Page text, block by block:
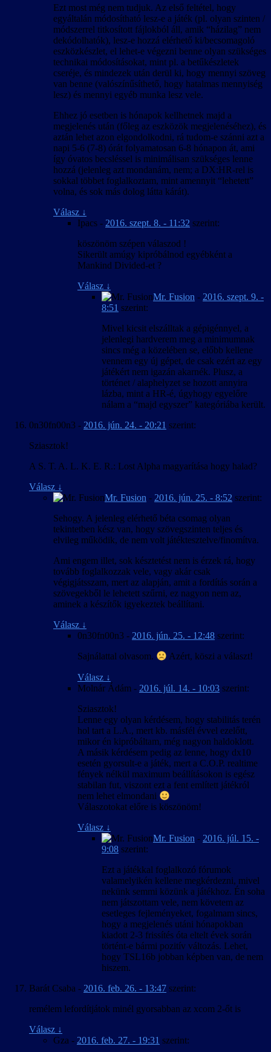
Ezt most még nem tudjuk. Az első feltétel, hogy
egyáltalán módosítható lesz-e a játék (pl. olyan szinten /
módszerrel titkosított fájlokból áll, amik “házilag” nem
dekódolhatók), lesz-e hozzá elérhető ki/becsomagoló
eszközkészlet, el lehet-e végezni benne olyan szükséges
technikai módosításokat, mint pl. a betűkészletek
cseréje, és mindezek után derül ki, hogy mennyi szöveg
van benne (valószínűsíthető, hogy hatalmas mennyiség
lesz) és mennyi egyéb munka lesz vele.
Ehhez jó esetben is hónapok kellhetnek majd a
megjelenés után (főleg az eszközök megjelenéséhez), és
aztán lehet azon elgondolkodni, rá tudom-e szánni azt a
napi 5-6 (7-8) órát folyamatosan 6-8 hónapon át, ami
így óvatos becsléssel is minimálisan szükséges lenne
hozzá (jelenleg azt mondanám, nem; a DX:HR-rel is
sokkal többet foglalkoztam, mint amennyit “lehetett”
volna, és sok más dolog látta kárát).
Válasz ↓
Ipacs - 2016. szept. 8. - 11:32 szerint:
köszönöm szépen válaszod !
Sikerült amúgy kipróbálnod egyébként a
Mankind Divided-et ?
Válasz ↓
Mr. Fusion - 2016. szept. 9. -
8:51 szerint:
Mivel kicsit elszálltak a gépigénnyel, a
jelenlegi hardverem meg a minimumnak
sincs még a közelében se, előbb kellene
vennem egy új gépet, de csak ezért az egy
játékért nem igazán akarnék. Plusz, a
történet / alaphelyzet se hozott annyira
lázba, mint a HR-é, úgyhogy egyelőre
nálam a “majd egyszer” kategóriába került.
0n30fn00n3 - 2016. jún. 24. - 20:21 szerint:
Sziasztok!
A S. T. A. L. K. E. R.: Lost Alpha magyarítása hogy halad?
Válasz ↓
Mr. Fusion - 2016. jún. 25. - 8:52 szerint:
Sehogy. A jelenleg elérhető béta csomag olyan
tekintetben kész van, hogy szövegszinten teljes és
elvileg működik, de nem volt játéktesztelve/finomítva.
Ami engem illet, sok késztetést nem is érzek rá, hogy
tovább foglalkozzak vele, vagy akár csak
végigjátsszam, mert az alapján, amit a fordítás során a
szövegekből le lehetett szűrni, ez nagyon nem az,
aminek a készítők igyekeztek beállítani.
Válasz ↓
0n30fn00n3 - 2016. jún. 25. - 12:48 szerint:
Sajnálattal olvasom.
Azért, köszi a választ!
Válasz ↓
Molnár Ádám - 2016. júl. 14. - 10:03 szerint:
Sziasztok!
Lenne egy olyan kérdésem, hogy stabilitás terén
hol tart a L.A., mert kb. másfél évvel ezelőtt,
mikor én kipróbáltam, még nagyon haldoklott.
A másik kérdésem pedig az lenne, hogy dx10
esetén gyorsult-e a játék, mert a C.O.P. realtime
fények nélkül maximum beállításokon is egész
stabilan fut, viszont ezt a fent említett játékról
nem lehet elmondani
Válaszotokat előre is köszönöm!
Válasz ↓
Mr. Fusion - 2016. júl. 15. -
9:08 szerint:
Ezt a játékkal foglalkozó fórumok
valamelyikén kellene megkérdezni, mivel
nekünk semmi közünk a játékhoz. Én soha
nem játszottam vele, nem követem az
esetleges fejleményeket, fogalmam sincs,
hogy a megjelenés utáni hónapokban
kiadott 2-3 frissítés óta eltelt évek során
történt-e bármi pozitív változás. Lehet,
hogy TSL16b jobban képben van, de nem
hiszem.
Barát Csaba - 2016. feb. 26. - 13:47 szerint:
remélem lefordítjátok minél gyorsabban az xcom 2-őt is
Válasz ↓
Gza - 2016. feb. 27. - 19:31 szerint: